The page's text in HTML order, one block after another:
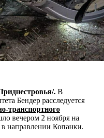
. В
Бендер расследуется
транспортного
вечером 2 ноября на
направлении Копанки.